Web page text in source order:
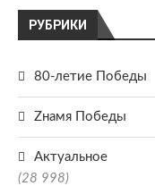
РУБРИКИ
80-летие Победы
Zнамя Победы
Актуальное
(28 998)